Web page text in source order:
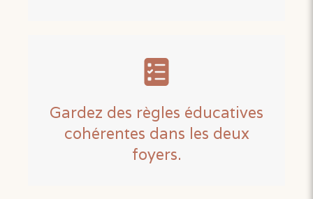
Gardez des règles éducatives
cohérentes dans les deux
foyers.